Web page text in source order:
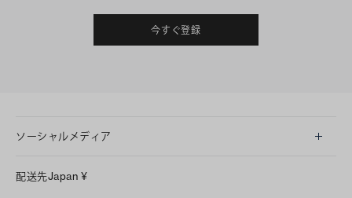
今すぐ登録
ソーシャルメディア
配送先Japan ¥